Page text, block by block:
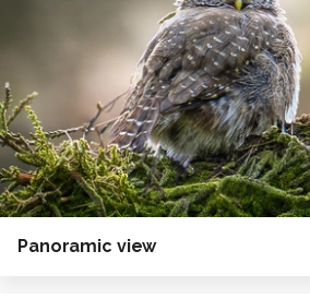
Panoramic view